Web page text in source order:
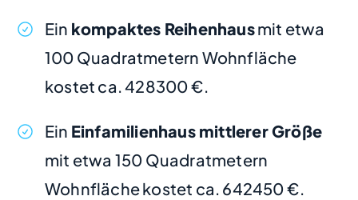
Ein kompaktes Reihenhausmit etwa
100 Quadratmetern Wohnfläche
kostet ca. 428300 €.
Ein Einfamilienhaus mittlerer Größe
mit etwa 150 Quadratmetern
Wohnfläche kostet ca. 642450 €.